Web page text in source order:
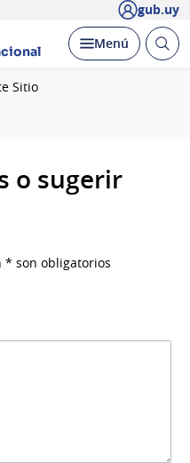
gub.uy
Desplegar
Menú Abrir
Sitio
o sugerir
* son obligatorios